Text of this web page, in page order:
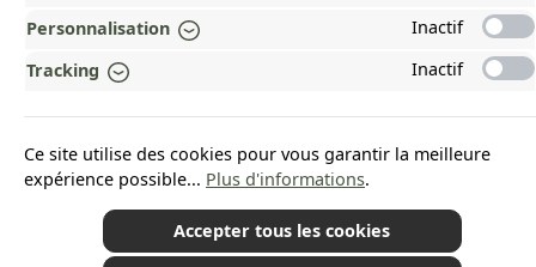
Revoke a contract
POURQUOI HEAD&NATURE ?
OUR COMMUNITIES
*Tous les prix incluent la TVA plus les frais d'expéditionet les éventuels frais de
Personnalisation
Inactif
Tracking
Inactif
Ce site utilise des cookies pour vous garantir la meilleure
expérience possible... Plus d'informations.
Accepter tous les cookies